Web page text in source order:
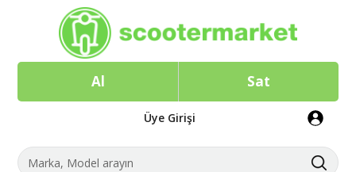
Al Sat
Üye Girişi